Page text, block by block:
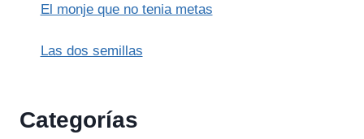
El monje que no tenia metas
Las dos semillas
Categorías